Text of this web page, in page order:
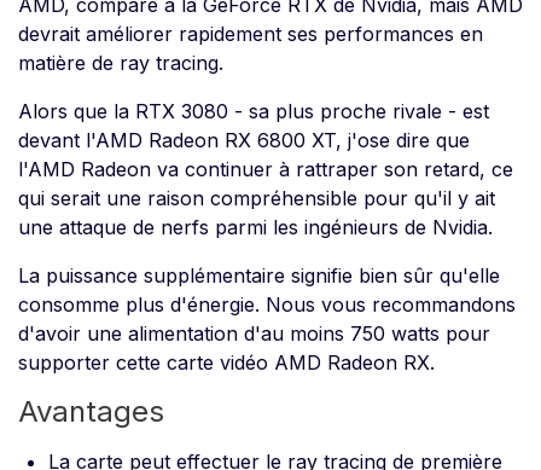
AMD, comparé à la GeForce RTX de Nvidia, mais AMD
devrait améliorer rapidement ses performances en
matière de ray tracing.
Alors que la RTX 3080 - sa plus proche rivale - est
devant l'AMD Radeon RX 6800 XT, j'ose dire que
l'AMD Radeon va continuer à rattraper son retard, ce
qui serait une raison compréhensible pour qu'il y ait
une attaque de nerfs parmi les ingénieurs de Nvidia.
La puissance supplémentaire signifie bien sûr qu'elle
consomme plus d'énergie. Nous vous recommandons
d'avoir une alimentation d'au moins 750 watts pour
supporter cette carte vidéo AMD Radeon RX.
Avantages
La carte peut effectuer le ray tracing de première